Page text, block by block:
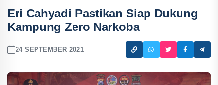
Eri Cahyadi Pastikan Siap Dukung
Kampung Zero Narkoba
24 SEPTEMBER 2021